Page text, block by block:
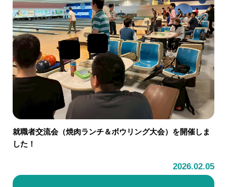
就職者交流会（焼肉ランチ＆ボウリング大会）を開催しま
した！
2026.02.05